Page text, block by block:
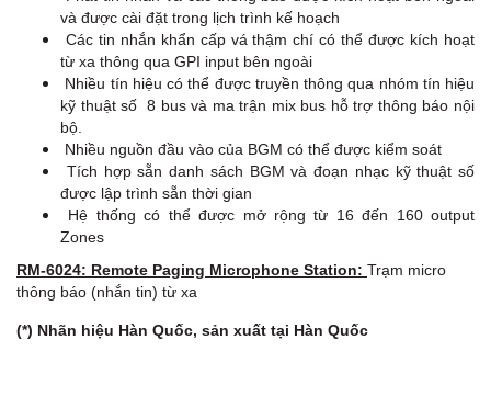
và được cài đặt trong lịch trình kế hoạch
Các tin nhắn khẩn cấp vá thậm chí có thể được kích hoạt
từ xa thông qua GPI input bên ngoài
Nhiều tín hiệu có thể được truyền thông qua nhóm tín hiệu
kỹ thuật số 8 bus và ma trận mix bus hỗ trợ thông báo nội
bộ.
Nhiều nguồn đầu vào của BGM có thể được kiểm soát
Tích hợp sẵn danh sách BGM và đoạn nhạc kỹ thuật số
được lập trình sẵn thời gian
Hệ thống có thể được mở rộng từ 16 đến 160 output
Zones
RM-6024: Remote Paging Microphone Station: Trạm micro
thông báo (nhắn tin) từ xa
(*) Nhãn hiệu Hàn Quốc, sản xuất tại Hàn Quốc